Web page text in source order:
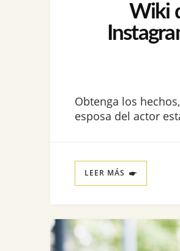
Wiki
Obtenga los
esposa del actor
LEER MÁS